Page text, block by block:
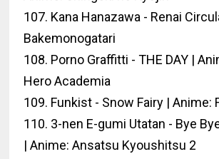
107. Kana Hanazawa - Renai
Bakemonogatari
108. Porno Graffitti - THE DAY |
Hero Academia
109. Funkist - Snow Fairy | Anime:
110. 3-nen E-gumi Utatan - Bye
| Anime: Ansatsu Kyoushitsu 2